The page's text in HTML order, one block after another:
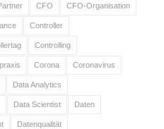
CFO CFO-Organisation
Controller
Controlling
Corona Coronavirus
Data Analytics
Data Scientist Daten
Datenqualität